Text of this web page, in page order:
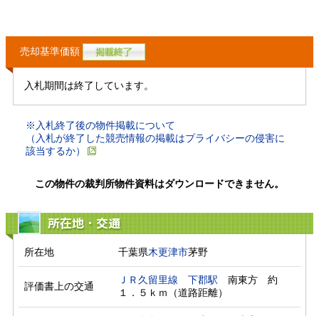
売却基準価額
入札期間は終了しています。
※入札終了後の物件掲載について
（入札が終了した競売情報の掲載はプライバシーの侵害に
該当するか）
この物件の裁判所物件資料はダウンロードできません。
所在地・交通
所在地 千葉県木更津市茅野
評価書上の交通
ＪＲ久留里線 下郡駅 南東方　約
１．５ｋｍ（道路距離）